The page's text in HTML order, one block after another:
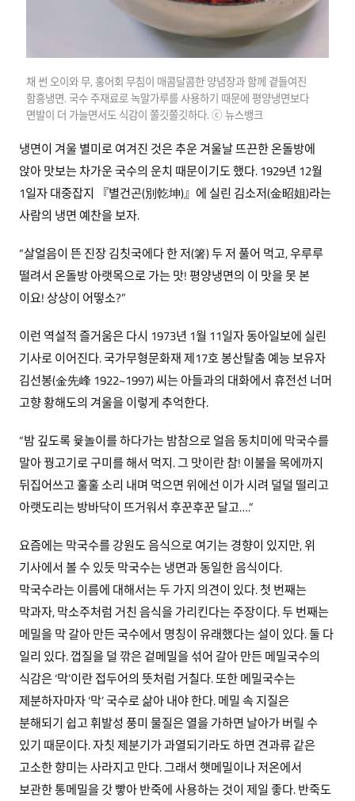
채 썬 오이와 무, 홍어회 무침이 매콤달콤한 양념장과 함께 곁들여진
함흥냉면. 국수 주재료로 녹말가루를 사용하기 때문에 평양냉면보다
면발이 더 가늘면서도 식감이 쫄깃쫄깃하다. ⓒ 뉴스뱅크
냉면이 겨울 별미로 여겨진 것은 추운 겨울날 뜨끈한 온돌방에
앉아 맛보는 차가운 국수의 운치 때문이기도 했다. 1929년 12월
1일자 대중잡지 『별건곤(別亁坤)』에 실린 김소저(金昭姐)라는
사람의 냉면 예찬을 보자.
“살얼음이 뜬 진장 김칫국에다 한 저(箸) 두 저 풀어 먹고, 우루루
떨려서 온돌방 아랫목으로 가는 맛! 평양냉면의 이 맛을 못 본
이요! 상상이 어떻소?”
이런 역설적 즐거움은 다시 1973년 1월 11일자 동아일보에 실린
기사로 이어진다. 국가무형문화재 제17호 봉산탈춤 예능 보유자
김선봉(金先峰 1922~1997) 씨는 아들과의 대화에서 휴전선 너머
고향 황해도의 겨울을 이렇게 추억한다.
“밤 깊도록 윷놀이를 하다가는 밤참으로 얼음 동치미에 막국수를
말아 꿩고기로 구미를 해서 먹지. 그 맛이란 참! 이불을 목에까지
뒤집어쓰고 훌훌 소리 내며 먹으면 위에선 이가 시려 덜덜 떨리고
아랫도리는 방바닥이 뜨거워서 후꾼후꾼 달고….”
요즘에는 막국수를 강원도 음식으로 여기는 경향이 있지만, 위
기사에서 볼 수 있듯 막국수는 냉면과 동일한 음식이다.
막국수라는 이름에 대해서는 두 가지 의견이 있다. 첫 번째는
막과자, 막소주처럼 거친 음식을 가리킨다는 주장이다. 두 번째는
메밀을 막 갈아 만든 국수에서 명칭이 유래했다는 설이 있다. 둘 다
일리 있다. 껍질을 덜 깎은 겉메밀을 섞어 갈아 만든 메밀국수의
식감은 ‘막’이란 접두어의 뜻처럼 거칠다. 또한 메밀국수는
제분하자마자 ‘막’ 국수로 삶아 내야 한다. 메밀 속 지질은
분해되기 쉽고 휘발성 풍미 물질은 열을 가하면 날아가 버릴 수
있기 때문이다. 자칫 제분기가 과열되기라도 하면 견과류 같은
고소한 향미는 사라지고 만다. 그래서 햇메밀이나 저온에서
보관한 통메밀을 갓 빻아 반죽에 사용하는 것이 제일 좋다. 반죽도